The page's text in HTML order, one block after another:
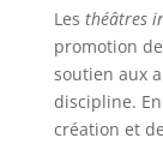
Les théâtres
promotion
soutien aux
discipline.
création et